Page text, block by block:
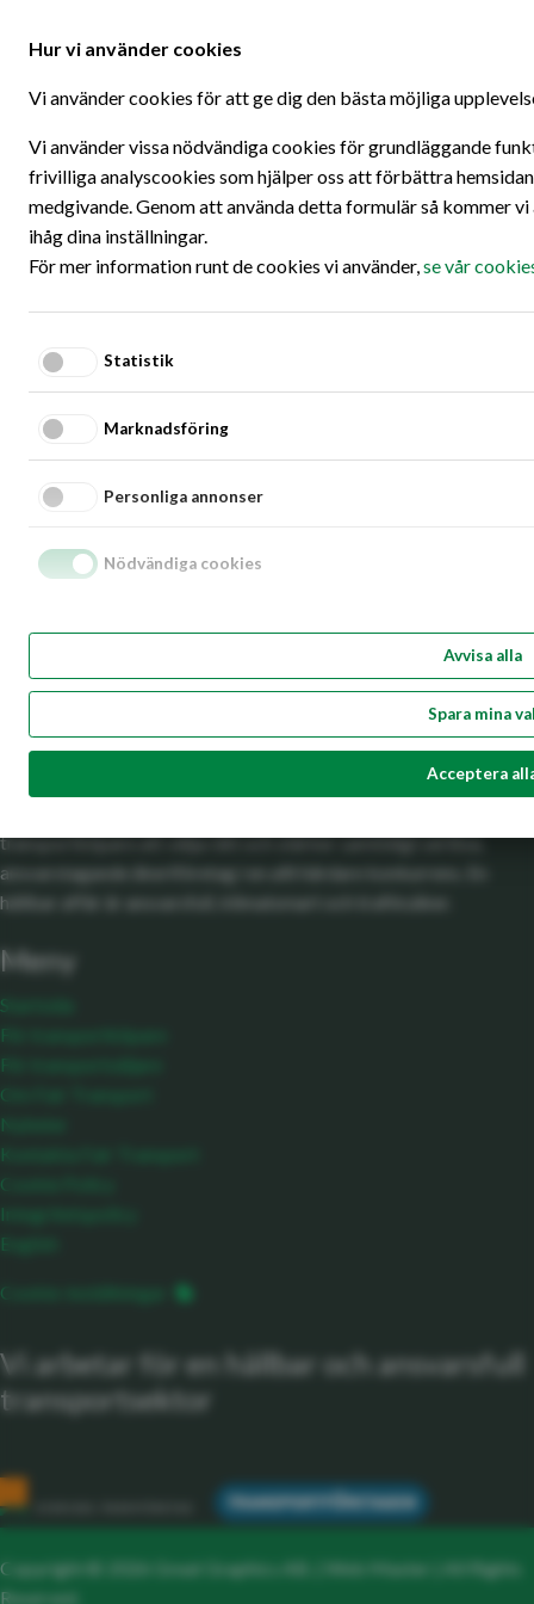
Eric Wärnhem
Fleetmanager Arla Foods
"Vi har länge haft ett engagerat och gediget
hållbarhetsarbete. Men genom Fair Transport
kunde vi samla allt det under ett paraply. Det
blev som att vi fick en extra kvalitetsstämpel
och ger oss ännu mer energi i vårt fortsatta
arbete"
Fair Transport
En hållbar utveckling av transportsektorn är branschens
viktigaste fråga och en hållbar utveckling förutsätter hållbara
affärer. Fair Transport är hållbarhetscertifieringen för
godstransporter på väg som underlättar och stärker en hållbar
transportköpare att välja rätt och stärker samtidigt seriösa,
ansvarstagande åkeriföretag i en allt hårdare konkurrens. En
hållbar affär är ansvarsfull, klimatsmart och trafiksäker.
Meny
Startsida
För transportköpare
För transportsäljare
Om Fair Transport
Nyheter
Kontakta Fair Transport
Cookie Policy
Integritetspolicy
English
Cookie-inställningar
Vi arbetar för en hållbar och ansvarsfull
transportsektor
Copyright © 2026 Great Graphics AB. | Web Master
| All Rights
Reserved.
Hur vi använder cookies
Vi använder cookies för att ge dig den bästa möjliga
Vi använder vissa nödvändiga cookies för grundläggande
frivilliga analyscookies som hjälper oss att förbättra
medgivande. Genom att använda detta formulär så kommer
ihåg dina inställningar.
För mer information runt de cookies vi använder,se vår
Statistik
Marknadsföring
Personliga annonser
Nödvändiga cookies
Avvisa alla
Spara mina
Acceptera